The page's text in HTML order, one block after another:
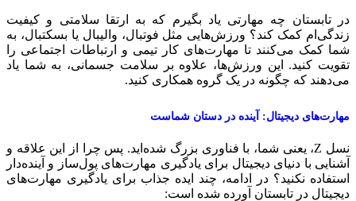
تابستان چه مهارتی یاد بگیرم که به ارتقا سلامتی و کیفیت
کمک کند؟ ورزش‌هایی مثل فوتبال، والیبال یا بسکتبال، به
کمک می‌کنند تا مهارت‌های کار تیمی و ارتباطات اجتماعی را
کنید. این ورزش‌ها، علاوه بر سلامت جسمانی، به شما یاد
که چگونه در یک گروه همکاری کنید.
دیجیتال: آینده در دستان شماست
نسل Z، یعنی شما، با فناوری بزرگ شده‌اید. پس چرا از این علاقه و
با دنیای دیجیتال برای یادگیری مهارت‌های پول‌ساز و آینده‌دار
نکنید؟ در ادامه، چند ایده جذاب برای یادگیری مهارت‌های
در تابستان آورده شده است: